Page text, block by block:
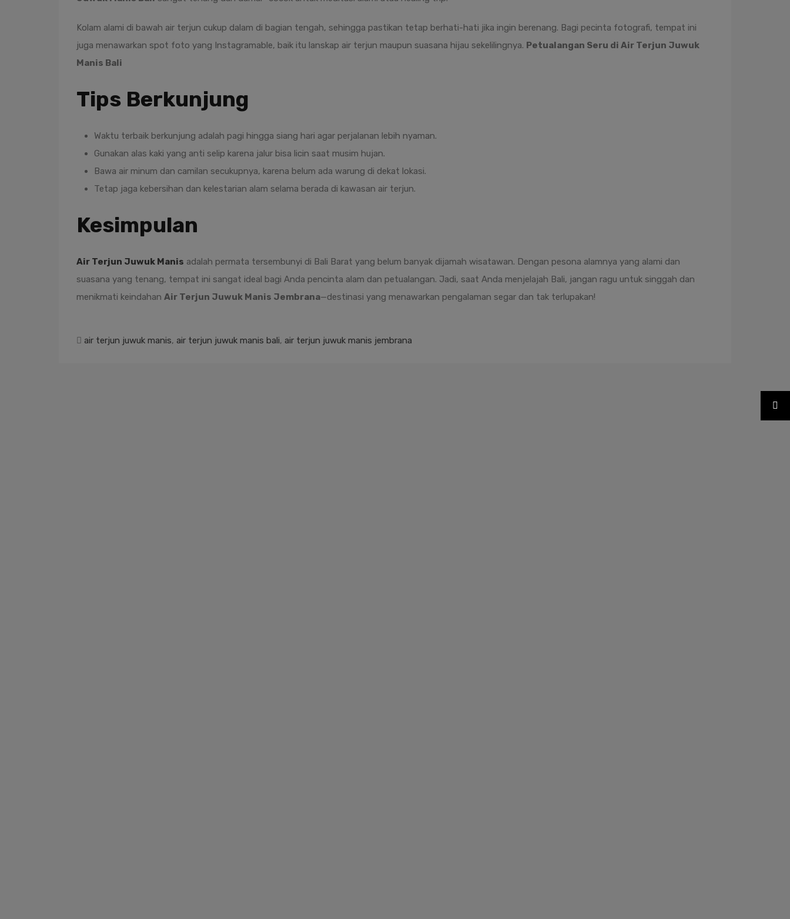
Kolam alami di bawah air terjun cukup dalam di bagian tengah, sehingga pastikan tetap berhati-hati jika ingin berenang. Bagi pecinta fotografi, tempat ini
juga menawarkan spot foto yang Instagramable, baik itu lanskap air terjun maupun suasana hijau sekelilingnya. Petualangan Seru di Air Terjun Juwuk
Manis Bali
Tips Berkunjung
Waktu terbaik berkunjung adalah pagi hingga siang hari agar perjalanan lebih nyaman.
Gunakan alas kaki yang anti selip karena jalur bisa licin saat musim hujan.
Bawa air minum dan camilan secukupnya, karena belum ada warung di dekat lokasi.
Tetap jaga kebersihan dan kelestarian alam selama berada di kawasan air terjun.
Kesimpulan
Air Terjun Juwuk Manis adalah permata tersembunyi di Bali Barat yang belum banyak dijamah wisatawan. Dengan pesona alamnya yang alami dan
suasana yang tenang, tempat ini sangat ideal bagi Anda pencinta alam dan petualangan. Jadi, saat Anda menjelajah Bali, jangan ragu untuk singgah dan
menikmati keindahan Air Terjun Juwuk Manis Jembrana—destinasi yang menawarkan pengalaman segar dan tak terlupakan!
air terjun juwuk manis, air terjun juwuk manis bali, air terjun juwuk manis jembrana